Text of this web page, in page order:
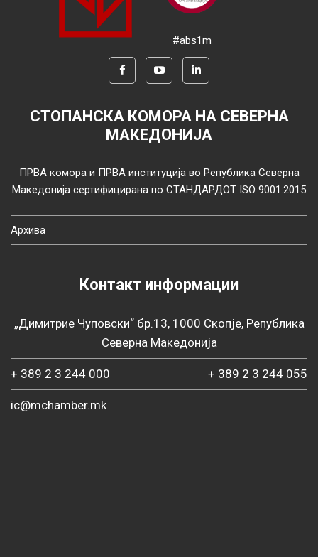
#abs1m
СТОПАНСКА КОМОРА НА СЕВЕРНА
МАКЕДОНИЈА
ПРВА комора и ПРВА институција во Република Северна
Македонија сертифицирана по СТАНДАРДОТ ISO 9001:2015
Архива
Контакт информации
„Димитрие Чуповски“ бр.13, 1000 Скопје, Република
Северна Македонија
+ 389 2 3 244 000 + 389 2 3 244 055
ic@mchamber.mk